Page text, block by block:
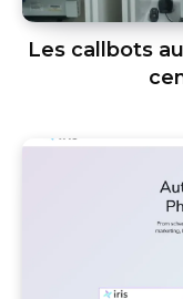
Les callbots